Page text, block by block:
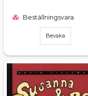
Beställningsvara
Bevaka